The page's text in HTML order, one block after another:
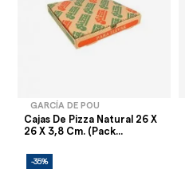
GARCÍA DE POU
Cajas De Pizza Natural 26 X
26 X 3,8 Cm. (Pack...
-35%